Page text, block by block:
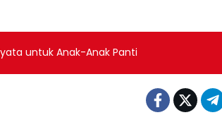
untuk Anak-Anak Panti